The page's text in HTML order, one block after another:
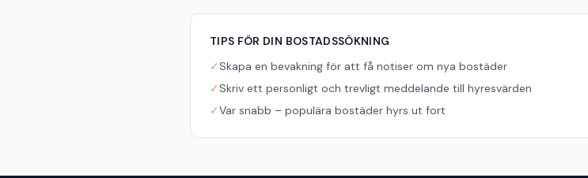
TIPS FÖR DIN BOSTADSSÖKNING
✓Skapa en bevakning för att få notiser om nya bostäder
✓Skriv ett personligt och trevligt meddelande till hyresvärden
✓Var snabb – populära bostäder hyrs ut fort